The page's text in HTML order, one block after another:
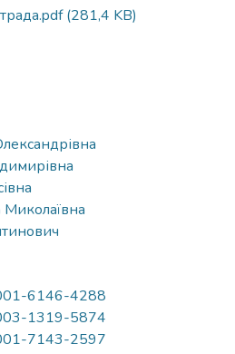
(281,4 KB)
6146-4288
1319-5874
7143-2597